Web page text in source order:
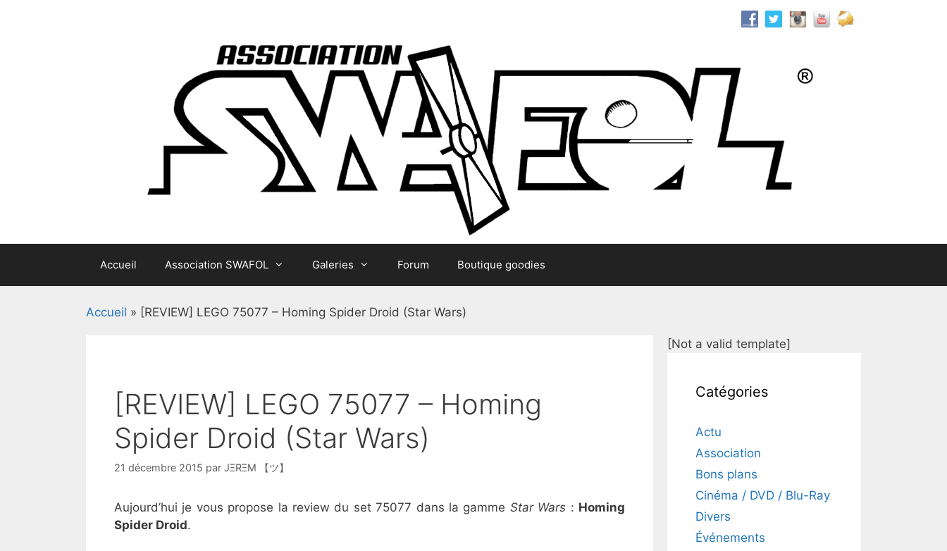
Accueil Association SWAFOL Galeries Forum Boutique goodies
Accueil » [REVIEW] LEGO 75077 – Homing Spider Droid (Star Wars)
[REVIEW] LEGO 75077 – Homing
Spider Droid (Star Wars)
21 décembre 2015 par JΞRΞM 【ツ】
Aujourd’hui je vous propose la review du set 75077 dans la gamme Star Wars : Homing
Spider Droid.
[Not a valid template]
Catégories
Actu
Association
Bons plans
Cinéma / DVD / Blu-Ray
Divers
Événements